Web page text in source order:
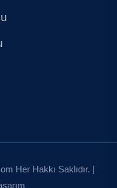
Her Hakkı Saklıdır. |